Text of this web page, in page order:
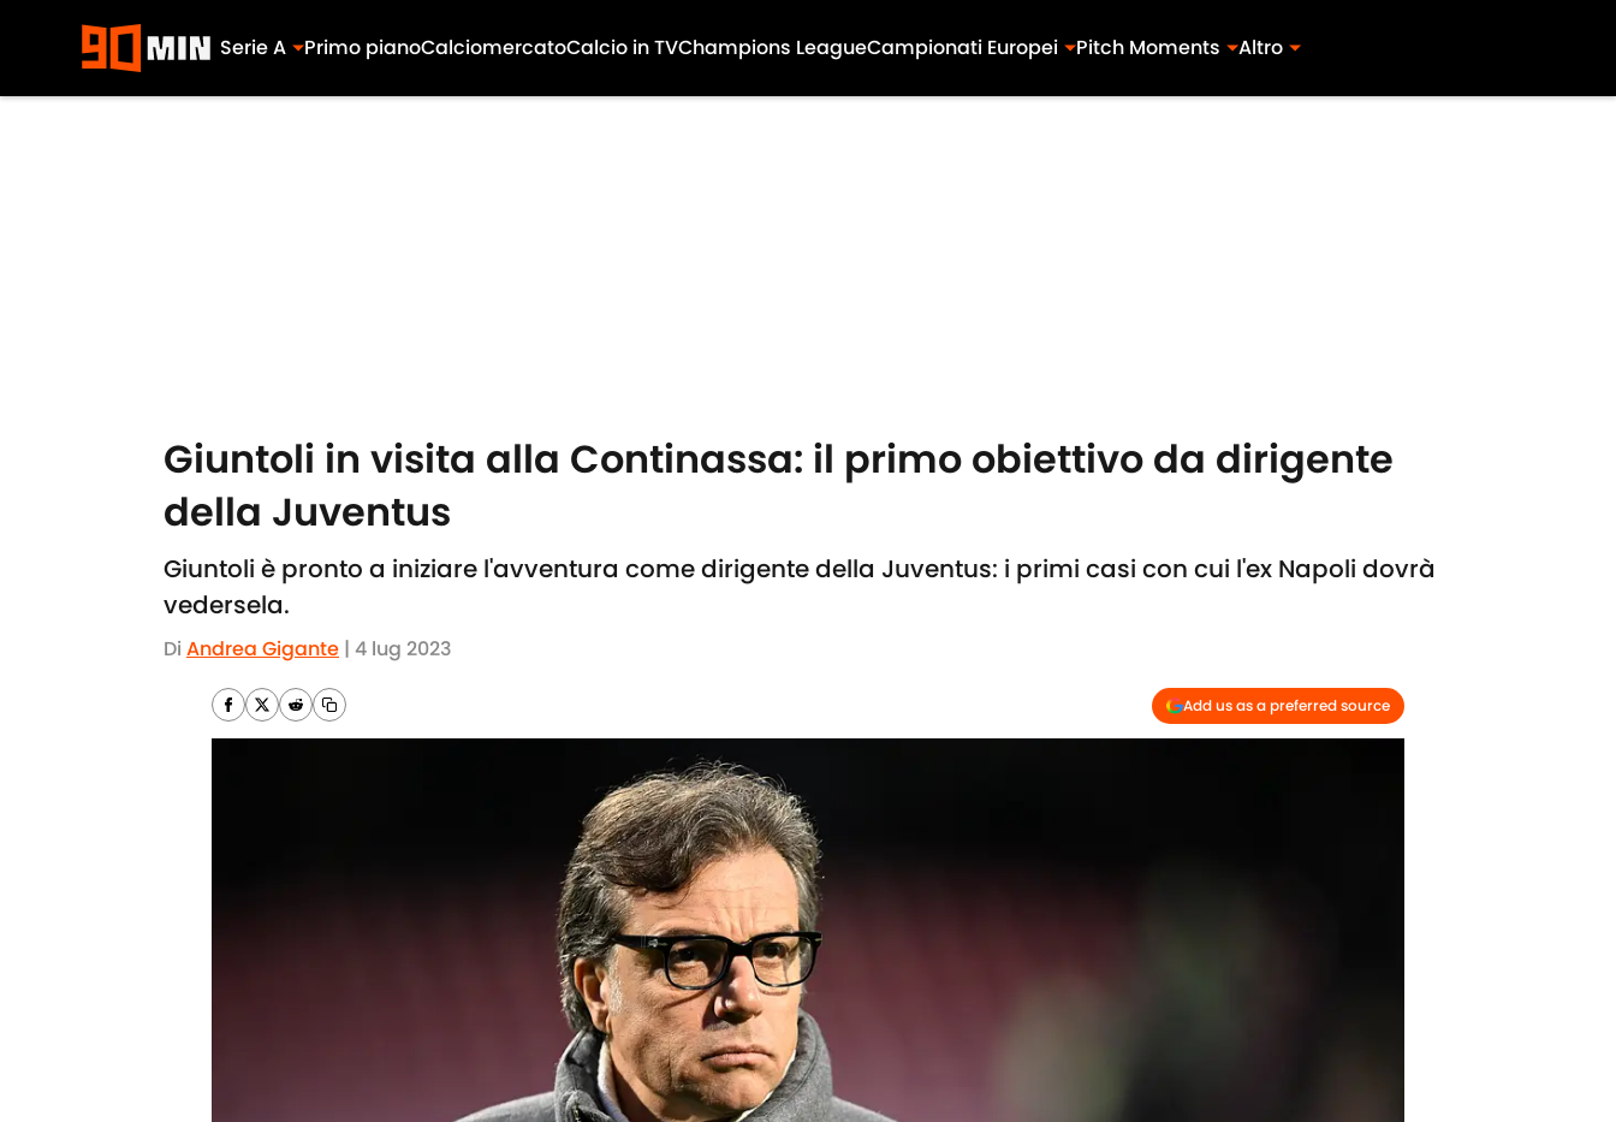
Serie A Primo pianoCalciomercatoCalcio in TVChampions LeagueCampionati Europei Pitch Moments Altro
Giuntoli in visita alla Continassa: il primo obiettivo da dirigente
della Juventus
Giuntoli è pronto a iniziare l'avventura come dirigente della Juventus: i primi casi con cui l'ex Napoli dovrà
vedersela.
Di Andrea Gigante | 4 lug 2023
Add us as a preferred source